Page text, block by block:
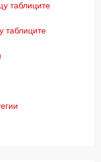
таблиците
таблиците